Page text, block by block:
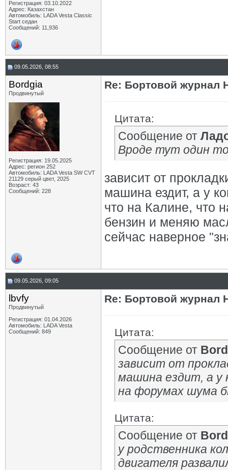
Регистрация: 03.10.2022
Адрес: Казахстан
Автомобиль: LADA Vesta Classic
Start седан
Сообщений: 11,936
09.05.2026, 08:55
Bordgia
Продвинутый
Регистрация: 19.05.2025
Адрес: регион 252
Автомобиль: LADA Vesta SW CVT
21129 серый цвет, 2025
Возраст: 43
Сообщений: 228
Re: Бортовой журнал
Цитата:
Сообщение от
Вроде тут один
зависит от
машина ездит, а у
что на Калине, что
бензин и меняю
сейчас наверное
09.05.2026, 09:05
lbvfy
Продвинутый
Регистрация: 01.04.2026
Автомобиль: LADA Vesta
Сообщений: 849
Re: Бортовой журнал
Цитата:
Сообщение от
зависит от
машина ездит, а у
на форумах шума
Цитата:
Сообщение от
у родственника
двигателя